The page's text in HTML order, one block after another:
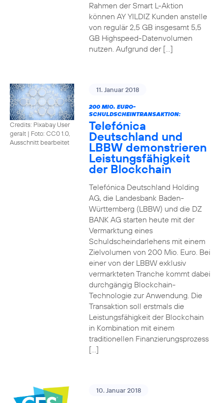
Rahmen der Smart L-Aktion
können AY YILDIZ Kunden anstelle
von regulär 2,5 GB insgesamt 5,5
GB Highspeed-Datenvolumen
nutzen. Aufgrund der […]
Credits: Pixabay User
geralt | Foto: CC0 1.0,
Ausschnitt bearbeitet
11. Januar 2018
200 MIO. EURO-
SCHULDSCHEINTRANSAKTION:
Telefónica
Deutschland und
LBBW demonstrieren
Leistungsfähigkeit
der Blockchain
Telefónica Deutschland Holding
AG, die Landesbank Baden-
Württemberg (LBBW) und die DZ
BANK AG starten heute mit der
Vermarktung eines
Schuldscheindarlehens mit einem
Zielvolumen von 200 Mio. Euro. Bei
einer von der LBBW exklusiv
vermarkteten Tranche kommt dabei
durchgängig Blockchain-
Technologie zur Anwendung. Die
Transaktion soll erstmals die
Leistungsfähigkeit der Blockchain
in Kombination mit einem
traditionellen Finanzierungsprozess
[…]
10. Januar 2018